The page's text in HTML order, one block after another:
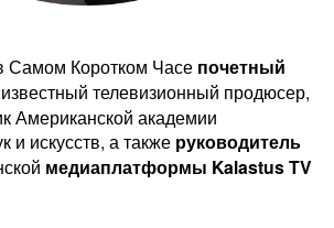
Самом Коротком Часе почетный
телевизионный продюсер,
Американской академии
и искусств, а также руководитель
медиаплатформы Kalastus TV